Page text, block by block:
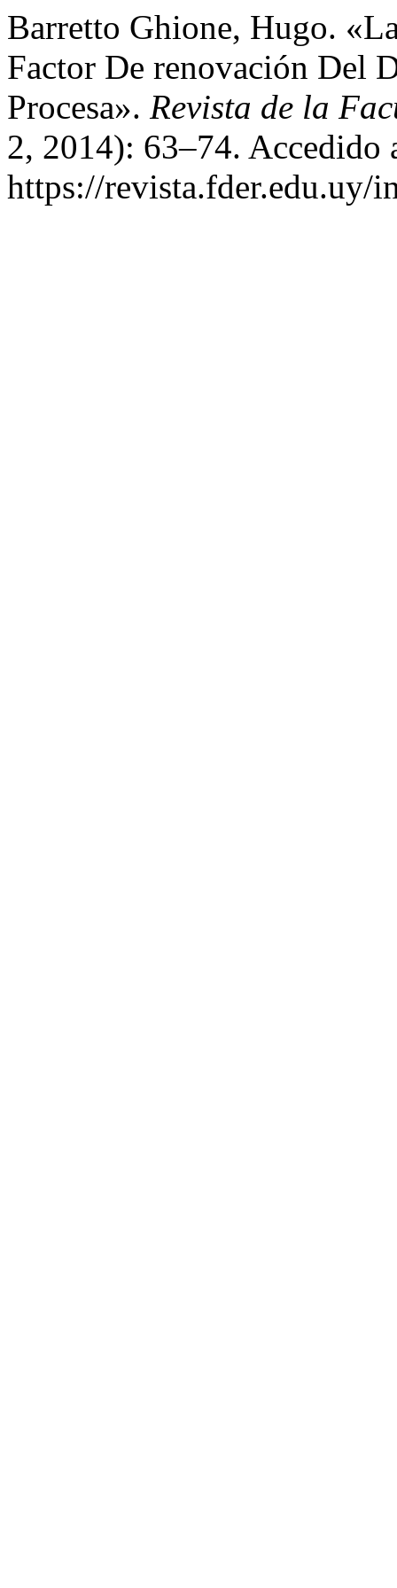
Barretto Ghione, Hugo.
Factor De renovación Del
Procesa». Revista de la
2, 2014): 63–74. Accedido
https://revista.fder.edu.uy/